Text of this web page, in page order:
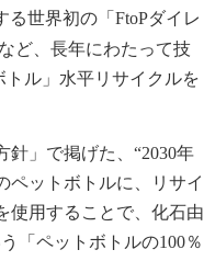
る世界初の「FtoPダイレ
ど、長年にわたって技
ル」水平リサイクルを
」で掲げた、“2030年
ペットボトルに、リサイ
使用することで、化石由
「ペットボトルの100％